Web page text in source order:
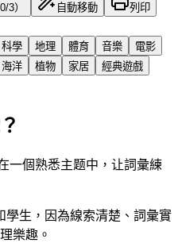
3） 自動移動 列印
科學 地理 體育 音樂
電影
海洋 植物 家居
經典遊戲
一個熟悉主题中，让詞彙練
學生，因為線索清楚、詞彙實
樂趣。